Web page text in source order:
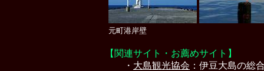
元町港岸壁
【関連サイト・お薦めサイト】
・ 大島観光協会 ：伊豆大島の総